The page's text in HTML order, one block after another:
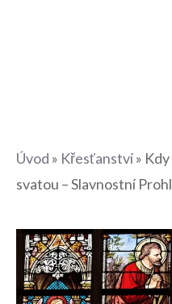
Úvod » Křesťanství»
svatou – Slavnostní